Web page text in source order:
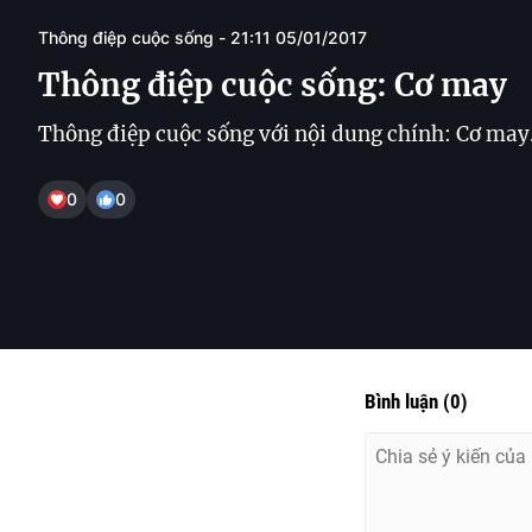
Thông điệp cuộc sống - 21:11 05/01/2017
Thông điệp cuộc sống: Cơ may
Thông điệp cuộc sống với nội dung chính: Cơ
0 0
Bình luận (0)